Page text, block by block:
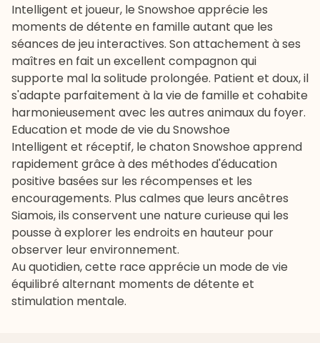
Intelligent et joueur, le Snowshoe apprécie les
moments de détente en famille autant que les
séances de jeuinteractives. Son attachement à ses
maîtres en fait un excellent compagnon qui
supporte mal la solitude prolongée. Patient et doux, il
s'adapte parfaitement à la vie de famille et cohabite
harmonieusement avec les autres animaux du foyer.
Education et mode de vie du Snowshoe
Intelligent et réceptif, le chaton Snowshoe apprend
rapidement grâce à des méthodes d'éducation
positive basées sur les récompenses et les
encouragements. Plus calmes que leurs ancêtres
Siamois, ils conservent une nature curieuse qui les
pousse à explorer les endroits en hauteur pour
observer leur environnement.
Au quotidien, cette race apprécie un mode de vie
équilibré alternant moments de détente et
stimulation mentale.